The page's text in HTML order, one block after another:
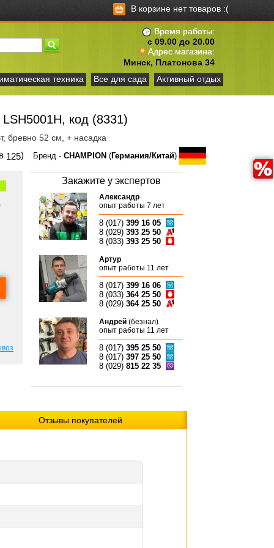
В корзине нет товаров :(
Время работы:
с 09.00 до 20.00
Адрес магазина:
Минск, Платонова 34
техника Все для сада Активный отдых
код (8331)
бревно 52 см, + насадка
125) Бренд - CHAMPION (Германия/Китай)
Закажите у экспертов
Александр
опыт работы 7 лет
8 (017) 399 16 05
8 (029) 393 25 50
8 (033) 393 25 50
Артур
опыт работы 11 лет
8 (017) 399 16 06
8 (033) 364 25 50
8 (029) 364 25 50
Андрей (безнал)
опыт работы 11 лет
8 (017) 395 25 50
8 (017) 397 25 50
8 (029) 815 22 35
Отзывы покупателей